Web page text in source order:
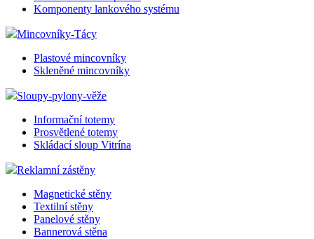
Komponenty lankového systému
Mincovníky-Tácy
Plastové mincovníky
Skleněné mincovníky
Sloupy-pylony-věže
Informační totemy
Prosvětlené totemy
Skládací sloup Vitrína
Reklamní zástěny
Magnetické stěny
Textilní stěny
Panelové stěny
Bannerová stěna